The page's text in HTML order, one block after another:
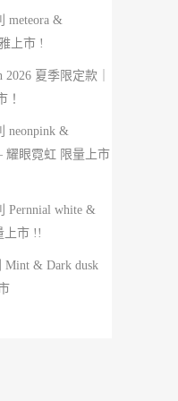
meteora &
上市 !
夏季限定款｜
！
neonpink &
耀眼霓虹 限量上市
Pernnial white &
上市 !!
Mint & Dark dusk